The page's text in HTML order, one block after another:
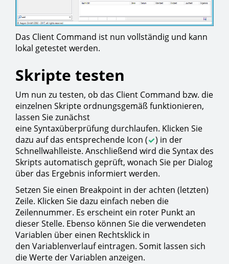
Das Client Command ist nun vollständig und kann
lokal getestet werden.
Skripte testen
Um nun zu testen, ob das Client Command bzw. die
einzelnen Skripte ordnungsgemäß funktionieren,
lassen Sie zunächst
eine Syntaxüberprüfung durchlaufen. Klicken Sie
dazu auf das entsprechende Icon (
) in der
Schnellwahlleiste. Anschließend wird die Syntax des
Skripts automatisch geprüft, wonach Sie per Dialog
über das Ergebnis informiert werden.
Setzen Sie einen Breakpoint in der achten (letzten)
Zeile. Klicken Sie dazu einfach neben die
Zeilennummer. Es erscheint ein roter Punkt an
dieser Stelle. Ebenso können Sie die verwendeten
Variablen über einen Rechtsklick in
den Variablenverlauf eintragen. Somit lassen sich
die Werte der Variablen anzeigen.